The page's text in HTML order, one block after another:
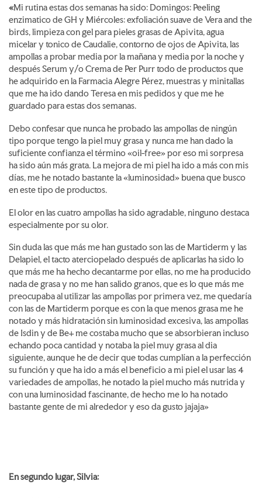
«Mi rutina estas dos semanas ha sido: Domingos: Peeling
enzimatico de GH y Miércoles: exfoliación suave de Vera and the
birds, limpieza con gel para pieles grasas de Apivita, agua
micelar y tonico de Caudalie, contorno de ojos de Apivita, las
ampollas a probar media por la mañana y media por la noche y
después Serum y/o Crema de Per Purr todo de productos que
he adquirido en la Farmacia Alegre Pérez, muestras y minitallas
que me ha ido dando Teresa en mis pedidos y que me he
guardado para estas dos semanas.
Debo confesar que nunca he probado las ampollas de ningún
tipo porque tengo la piel muy grasa y nunca me han dado la
suficiente confianza el término «oil-free» por eso mi sorpresa
ha sido aún más grata. La mejora de mi piel ha ido a más con mis
días, me he notado bastante la «luminosidad» buena que busco
en este tipo de productos.
El olor en las cuatro ampollas ha sido agradable, ninguno destaca
especialmente por su olor.
Sin duda las que más me han gustado son las de Martiderm y las
Delapiel, el tacto aterciopelado después de aplicarlas ha sido lo
que más me ha hecho decantarme por ellas, no me ha producido
nada de grasa y no me han salido granos, que es lo que más me
preocupaba al utilizar las ampollas por primera vez, me quedaría
con las de Martiderm porque es con la que menos grasa me he
notado y más hidratación sin luminosidad excesiva, las ampollas
de Isdin y de Be+ me costaba mucho que se absorbieran incluso
echando poca cantidad y notaba la piel muy grasa al dia
siguiente, aunque he de decir que todas cumplían a la perfección
su función y que ha ido a más el beneficio a mi piel el usar las 4
variedades de ampollas, he notado la piel mucho más nutrida y
con una luminosidad fascinante, de hecho me lo ha notado
bastante gente de mi alrededor y eso da gusto jajaja»
En segundo lugar, Silvia: